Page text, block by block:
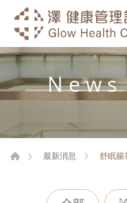
最新消息 舒眠腸